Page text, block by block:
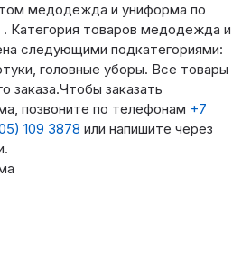
медодежда и униформа по
Категория товаров медодежда и
следующими подкатегориями:
головные уборы. Все товары
заказа.Чтобы заказать
позвоните по телефонам +7
109 3878 или напишите через